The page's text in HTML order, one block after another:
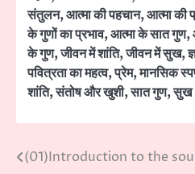
संतुलन,आत्मा की पहचान,आत्मा की
के गुणों का प्रभाव,आत्मा के सात गुण,
के गुण,जीवन में शांति,जीवन में सुख,
पवित्रता का महत्व,प्रेम,मानसिक
शांति,संतोष और खुशी,सात गुण,सुख
Post
(01)Introduction to the